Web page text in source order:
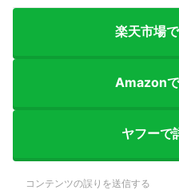
楽天市場
Amazon
ヤフーで
コンテンツの誤りを送信する